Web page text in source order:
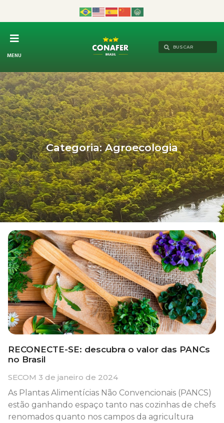
MENU
Categoria: Agroecologia
RECONECTE-SE: descubra o valor das PANCs
no Brasil
SECOM 3 de janeiro de 2024
As Plantas Alimentícias Não Convencionais (PANCS)
estão ganhando espaço tanto nas cozinhas de chefs
renomados quanto nos campos da agricultura